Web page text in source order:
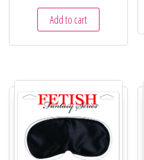
Add to cart